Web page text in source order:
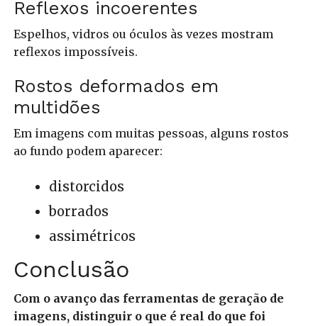
Reflexos incoerentes
Espelhos, vidros ou óculos às vezes mostram
reflexos impossíveis.
Rostos deformados em
multidões
Em imagens com muitas pessoas, alguns rostos
ao fundo podem aparecer:
distorcidos
borrados
assimétricos
Conclusão
Com o avanço das ferramentas de geração de
imagens, distinguir o que é real do que foi